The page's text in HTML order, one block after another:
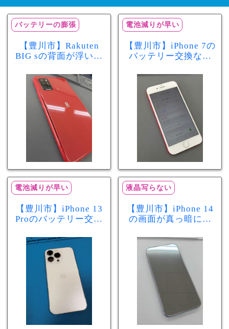
バッテリーの膨張
【豊川市】Rakuten
BIG sの背面が浮いて
リー膨張のサインか
もしれません！バッ
テリー交換修理事例
電池減りが早い
【豊川市】iPhone 7の
バッテリー交換なら
最大容量70％で電池
の減りが早い症状も
当日60分で改善
電池減りが早い
【豊川市】iPhone 13
Proのバッテリー交換
が早い症状も当日90
分で改善
液晶写らない
【豊川市】iPhone 14
の画面が真っ暗に…
修理！データそのま
まで復旧しました